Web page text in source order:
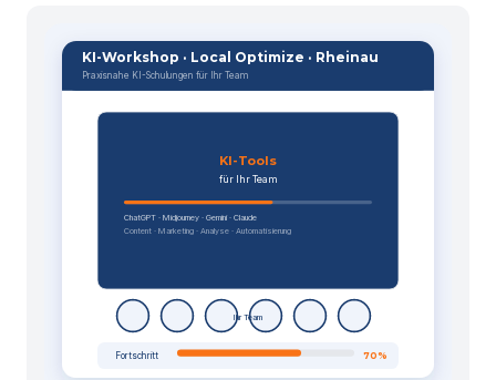
KI-Workshop · Local Optimize · Rheinau
Praxisnahe KI-Schulungen für Ihr Team
KI-Tools
für Ihr Team
ChatGPT · Midjourney · Gemini · Claude
Content · Marketing · Analyse · Automatisierung
Ihr Team
Fortschritt 70%